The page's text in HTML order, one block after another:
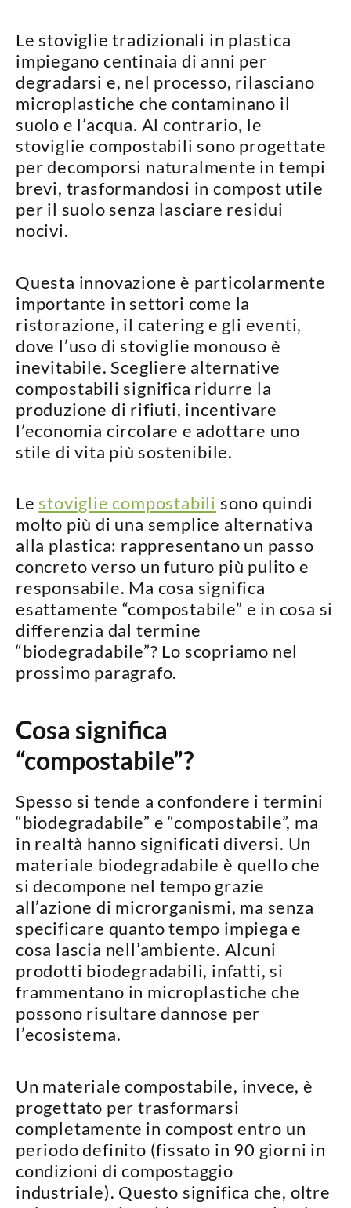
Le stoviglie tradizionali in plastica
impieganocentinaia di anni per
degradarsi e, nel processo, rilasciano
microplastiche che contaminano il
suolo e l’acqua. Al contrario, le
stoviglie compostabili sono progettate
perdecomporsi naturalmente in tempi
brevi, trasformandosi in compost utile
per il suolo senza lasciare residui
nocivi.
Questa innovazione è particolarmente
importante in settori come la
ristorazione, il catering e gli eventi,
dove l’uso di stoviglie monouso è
inevitabile. Scegliere alternative
compostabili significa ridurre la
produzione di rifiuti, incentivare
l’economia circolare e adottare uno
stile di vita più sostenibile.
Le stoviglie compostabili sono quindi
molto più di una semplice alternativa
alla plastica: rappresentano un passo
concreto verso unfuturo più pulito e
responsabile. Ma cosa significa
esattamente “compostabile” e in cosa si
differenzia dal termine
“biodegradabile”? Lo scopriamo nel
prossimo paragrafo.
Cosa significa
“compostabile”?
Spesso si tende a confondere i termini
“biodegradabile” e “compostabile”, ma
in realtà hanno significati diversi. Un
materiale biodegradabile è quello che
si decompone nel tempo grazie
all’azione di microrganismi, ma senza
specificare quanto tempo impiega e
cosa lascia nell’ambiente. Alcuni
prodotti biodegradabili, infatti, si
frammentano in microplastiche che
possono risultare dannose per
l’ecosistema.
Un materialecompostabile, invece, è
progettato pertrasformarsi
completamente in compost entro un
periodo definito (fissato in 90 giorni in
condizioni di compostaggio
industriale). Questo significa che, oltre